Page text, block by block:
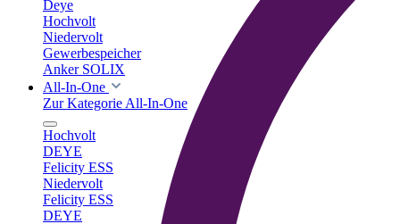
Deye
Hochvolt
Niedervolt
Gewerbespeicher
Anker SOLIX
All-In-One
Zur Kategorie All-In-One
Hochvolt
DEYE
Felicity ESS
Niedervolt
Felicity ESS
DEYE